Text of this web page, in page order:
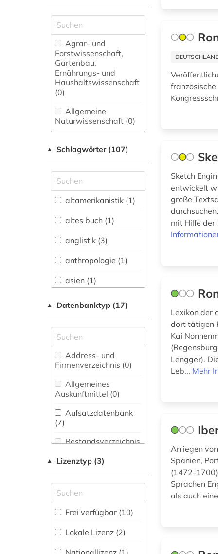
Agrar- und
Forstwissenschaft,
Gartenbau,
Ernährungs- und
Haushaltswissenschaft
(0)
Allgemeine
Naturwissenschaft (0)
fachübergreifende
Allgemeine und
vergleichende Sprach-
und
Literaturwissenschaft.
Indogermanistik.
Außereuropäische
Sprachen und
Literaturen (9)
Anglistik.
Amerikanistik (4)
Bibliothekswesen,
Informationswissenschaft
Chemie und
Energietechnik (0)
Ethnologie (1)
Geographie (2)
(0)
Germanistik.
Niederlandistik.
Skandinavistik (4)
Geschichte (3)
▲ Schlagwörter (107)
altamerikanistik (1)
altes buch (1)
anglistik (3)
anthropologie (1)
asien (1)
balkanromanistik (2)
bibiografie 1472-
1700 (1)
bibliografie (3)
bibliografin (1)
bibliographie (2)
bibliothekswesen (1)
biografie (1)
(1)
dokumentation (1)
elektronische
zeitschrift (2)
(1)
▲ Datenbanktyp (17)
Address- und
Firmenverzeichnis (0)
Allgemeines
Auskunftmittel (0)
Aufsatzdatenbank
(7)
Bestandsverzeichnis
Buchhandelsverzeichnis
Disziplinäre
Forschungsdatenrepositorien
▲ Lizenztyp (3)
Frei verfügbar (10)
Lokale Lizenz (2)
Sketch
entwickelt
große
mit Hilfe der
Lexikon der
dort tätigen
Kai
Lengger).
Leb... Mehr
Anliegen
Spanien,
(1472-
Sprachen
als auch